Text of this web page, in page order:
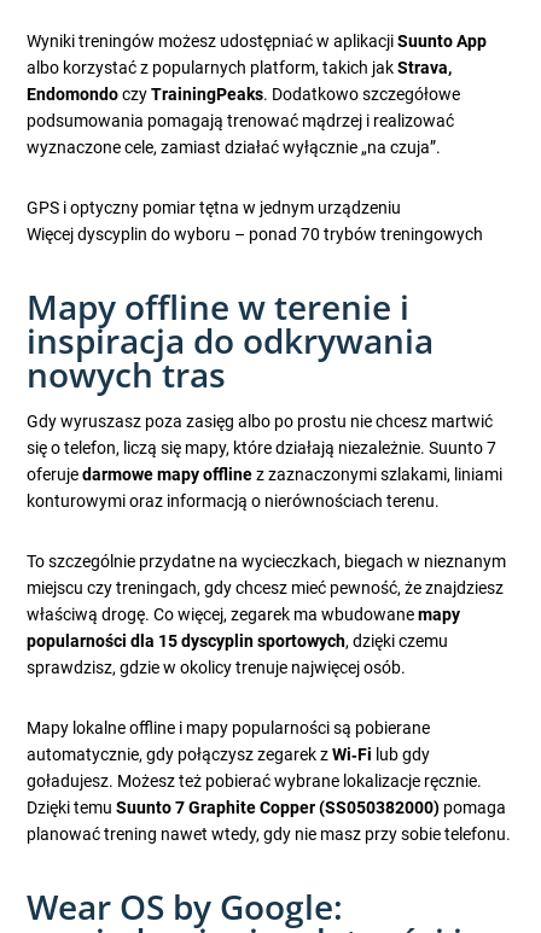
Wyniki treningów możesz udostępniać w aplikacjiSuunto App
albo korzystać z popularnych platform, takich jakStrava,
EndomondoczyTrainingPeaks. Dodatkowo szczegółowe
podsumowania pomagają trenować mądrzej i realizować
wyznaczone cele, zamiast działać wyłącznie „na czuja”.
GPS i optyczny pomiar tętna w jednym urządzeniu
Więcej dyscyplin do wyboru – ponad 70 trybów treningowych
Mapy offline w terenie i
inspiracja do odkrywania
nowych tras
Gdy wyruszasz poza zasięg albo po prostu nie chcesz martwić
się o telefon, liczą się mapy, które działają niezależnie. Suunto 7
oferujedarmowe mapy offlinez zaznaczonymi szlakami, liniami
konturowymi oraz informacją o nierównościach terenu.
To szczególnie przydatne na wycieczkach, biegach w nieznanym
miejscu czy treningach, gdy chcesz mieć pewność, że znajdziesz
właściwą drogę. Co więcej, zegarek ma wbudowanemapy
popularności dla 15 dyscyplin sportowych, dzięki czemu
sprawdzisz, gdzie w okolicy trenuje najwięcej osób.
Mapy lokalne offline i mapy popularności są pobierane
automatycznie, gdy połączysz zegarek zWi‑Fi lub gdy
goładujesz. Możesz też pobierać wybrane lokalizacje ręcznie.
Dzięki temuSuunto 7 Graphite Copper (SS050382000) pomaga
planować trening nawet wtedy, gdy nie masz przy sobie telefonu.
Wear OS by Google: